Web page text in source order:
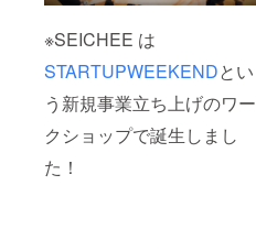
※SEICHEE は
STARTUPWEEKENDとい
う新規事業立ち上げのワー
クショップで誕生しまし
た！